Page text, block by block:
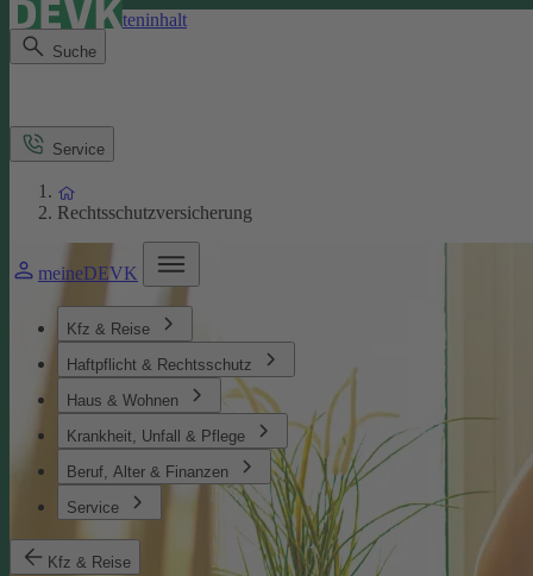
Direkt zum Seiteninhalt
Suche
meineDEVK
Kfz & Reise
Haftpflicht & Rechtsschutz
Haus & Wohnen
Krankheit, Unfall & Pflege
Beruf, Alter & Finanzen
Service
Kfz & Reise
Service
Rechtsschutzversicherung